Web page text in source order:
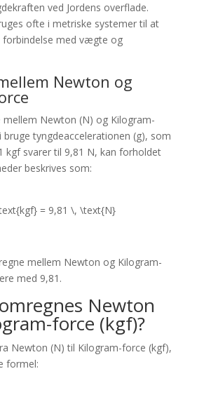
ved Jordens overflade.
ofte i metriske systemer til at
med vægte og
Newton og
Newton (N) og Kilogram-
bruge tyngdeaccelerationen (g), som
kgf svarer til 9,81 N, kan forholdet
beskrives som:
= 9,81 \, \text{N}
mellem Newton og Kilogram-
med 9,81.
Newton
force (kgf)?
Newton (N) til Kilogram-force (kgf),
formel: